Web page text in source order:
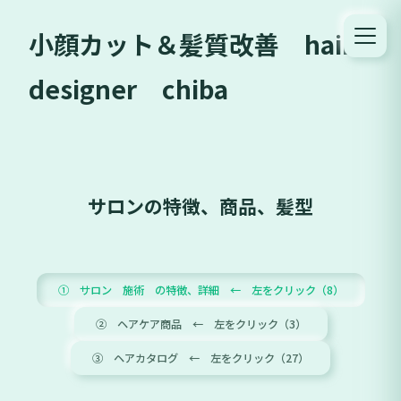
小顔カット＆髪質改善 hair
designer chiba
サロンの特徴、商品、髪型
① サロン 施術 の特徴、詳細 ← 左をクリック（8）
② ヘアケア商品 ← 左をクリック（3）
③ ヘアカタログ ← 左をクリック（27）